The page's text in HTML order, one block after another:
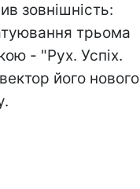
зовнішність:
трьома
- "Рух. Успіх.
його нового